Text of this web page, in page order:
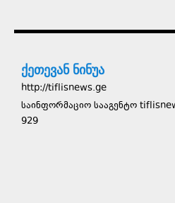
ქეთევან ნინუა
http://tiflisnews.ge
საინფორმაციო სააგენტო
929